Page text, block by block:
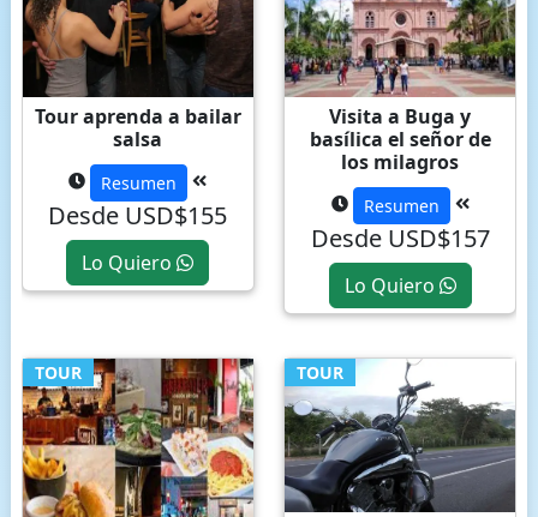
Tour aprenda a bailar
salsa
Resumen
Desde USD$155
Lo Quiero
Visita a Buga y
basílica el señor de
los milagros
Resumen
Desde USD$157
Lo Quiero
TOUR TOUR